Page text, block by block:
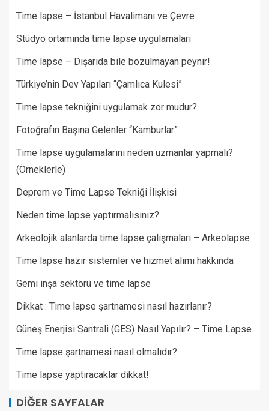
Time lapse – İstanbul Havalimanı ve Çevre
Stüdyo ortamında time lapse uygulamaları
Time lapse – Dışarıda bile bozulmayan peynir!
Türkiye’nin Dev Yapıları “Çamlıca Kulesi”
Time lapse tekniğini uygulamak zor mudur?
Fotoğrafın Başına Gelenler “Kamburlar”​
Time lapse uygulamalarını neden uzmanlar yapmalı?
(Örneklerle)
Deprem ve Time Lapse Tekniği İlişkisi
Neden time lapse yaptırmalısınız?
Arkeolojik alanlarda time lapse çalışmaları – Arkeolapse
Time lapse hazır sistemler ve hizmet alımı hakkında
Gemi inşa sektörü ve time lapse
Dikkat : Time lapse şartnamesi nasıl hazırlanır?
Güneş Enerjisi Santrali (GES) Nasıl Yapılır? – Time Lapse
Time lapse şartnamesi nasıl olmalıdır?
Time lapse yaptıracaklar dikkat!
DIĞER SAYFALAR